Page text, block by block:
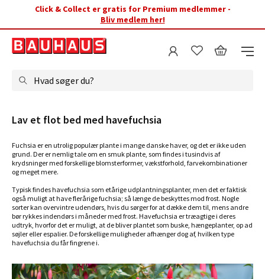
Click & Collect er gratis for Premium medlemmer -
Bliv medlem her!
Hvad søger du?
Lav et flot bed med havefuchsia
Fuchsia er en utrolig populær plante i mange danske haver, og det er ikke uden
grund. Der er nemlig tale om en smuk plante, som findes i tusindvis af
krydsninger med forskellige blomsterformer, vækstforhold, farvekombinationer
og meget mere.
Typisk findes havefuchsia som etårige udplantningsplanter, men det er faktisk
også muligt at have flerårige fuchsia; så længe de beskyttes mod frost. Nogle
sorter kan overvintre udendørs, hvis du sørger for at dække dem til, mens andre
bør rykkes indendørs i måneder med frost. Havefuchsia er træagtige i deres
udtryk, hvorfor det er muligt, at de bliver plantet som buske, hængeplanter, op ad
søjler eller espalier. De forskellige muligheder afhænger dog af, hvilken type
havefuchsia du får fingrene i.